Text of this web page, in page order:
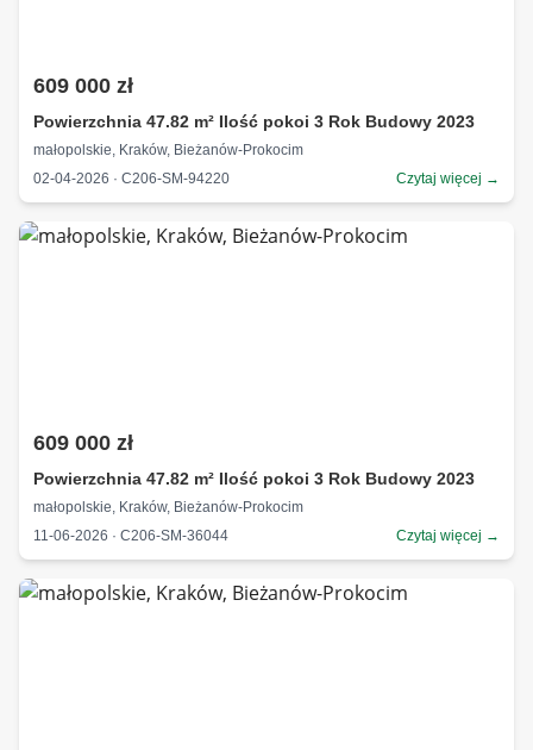
609 000 zł
Powierzchnia 47.82 m² Ilość pokoi 3 Rok Budowy 2023
małopolskie, Kraków, Bieżanów-Prokocim
02-04-2026 · C206-SM-94220
Czytaj więcej →
609 000 zł
Powierzchnia 47.82 m² Ilość pokoi 3 Rok Budowy 2023
małopolskie, Kraków, Bieżanów-Prokocim
11-06-2026 · C206-SM-36044
Czytaj więcej →